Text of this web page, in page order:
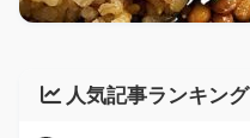
人気記事ランキング